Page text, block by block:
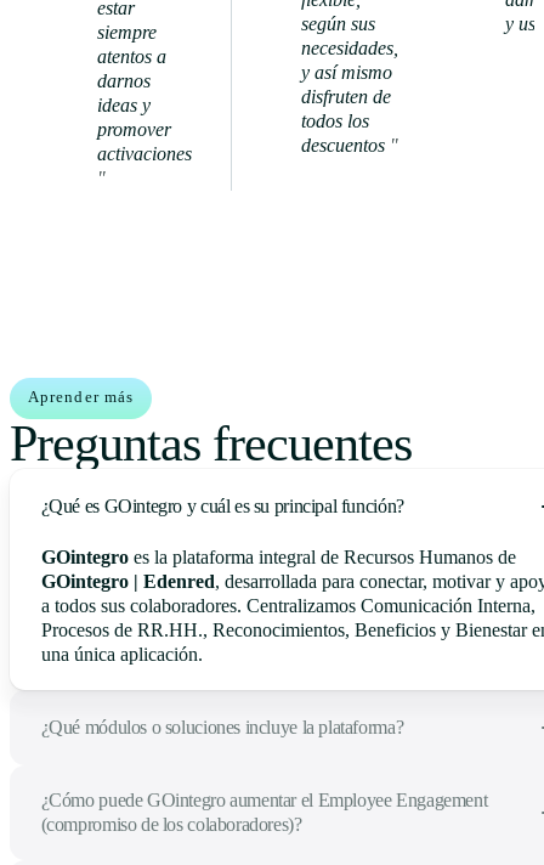
estar
siempre
atentos a
darnos
ideas y
promover
activaciones
"
Ver caso
según sus
necesidades,
y así mismo
disfruten de
todos los
descuentos "
y
Aprender más
Preguntas frecuentes
¿Qué es GOintegro y cuál es su principal función?
GOintegroes la plataforma integral de Recursos Humanos de
GOintegro | Edenred, desarrollada para conectar, motivar y
a todos sus colaboradores. Centralizamos Comunicación Interna,
Procesos de RR.HH., Reconocimientos, Beneficios y Bienestar
una única aplicación.
¿Qué módulos o soluciones incluye la plataforma?
¿Cómo puede GOintegro aumentar el Employee Engagement
(compromiso de los colaboradores)?